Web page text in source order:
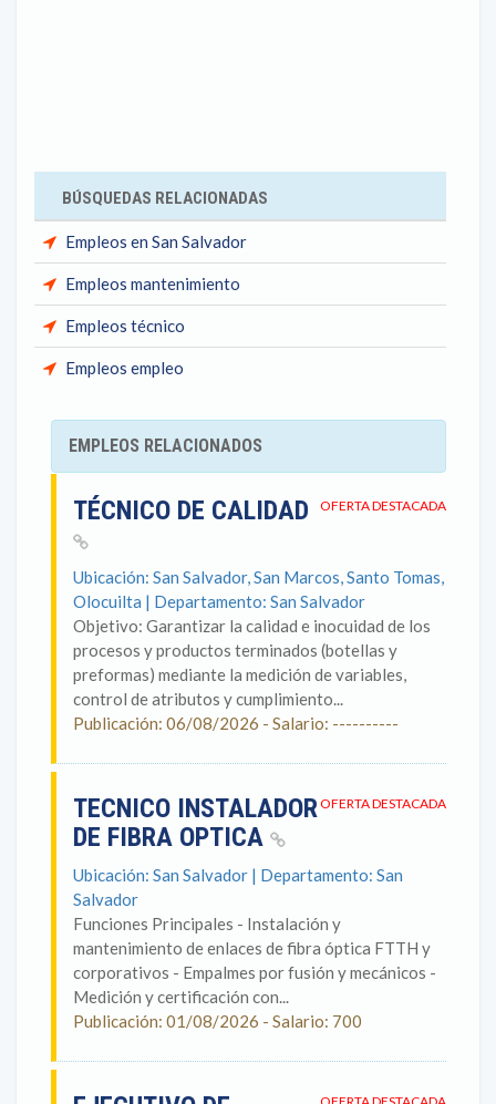
BÚSQUEDAS RELACIONADAS
Empleos en San Salvador
Empleos mantenimiento
Empleos técnico
Empleos empleo
EMPLEOS RELACIONADOS
OFERTA DESTACADA
TÉCNICO DE CALIDAD
Ubicación: San Salvador, San Marcos, Santo Tomas,
Olocuilta | Departamento: San Salvador
Objetivo: Garantizar la calidad e inocuidad de los
procesos y productos terminados (botellas y
preformas) mediante la medición de variables,
control de atributos y cumplimiento...
Publicación: 06/08/2026 - Salario: ----------
OFERTA DESTACADA
TECNICO INSTALADOR
DE FIBRA OPTICA
Ubicación: San Salvador | Departamento: San
Salvador
Funciones Principales - Instalación y
mantenimiento de enlaces de fibra óptica FTTH y
corporativos - Empalmes por fusión y mecánicos -
Medición y certificación con...
Publicación: 01/08/2026 - Salario: 700